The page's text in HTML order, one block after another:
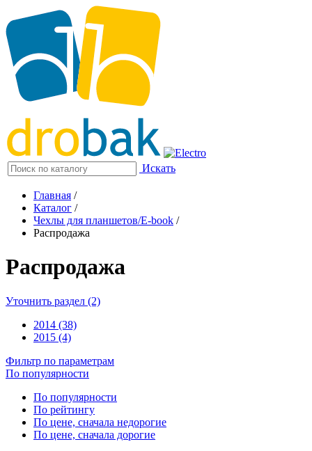
Искать
Главная /
Каталог /
Чехлы для планшетов/E-book /
Распродажа
Распродажа
Уточнить раздел (2)
2014 (38)
2015 (4)
Фильтр по параметрам
По популярности
По популярности
По рейтингу
По цене, сначала недорогие
По цене, сначала дорогие